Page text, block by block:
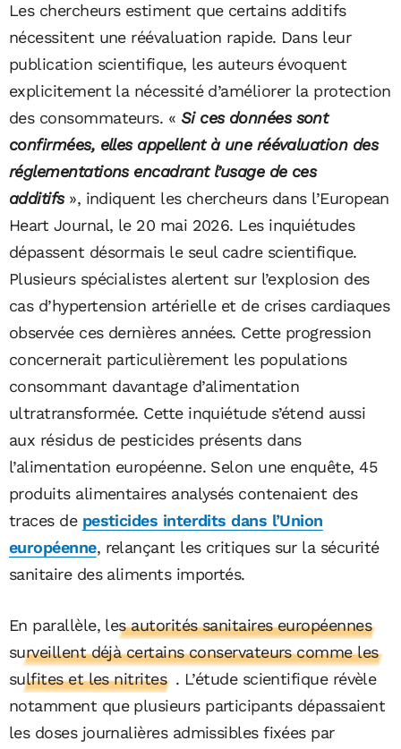
Les chercheurs estiment que certains additifs
nécessitent une réévaluation rapide. Dans leur
publication scientifique, les auteurs évoquent
explicitement la nécessité d’améliorer la protection
des consommateurs. « Si ces données sont
confirmées, elles appellent à une réévaluation des
réglementations encadrant l’usage de ces
additifs», indiquent les chercheurs dans l’European
Heart Journal, le 20 mai 2026. Les inquiétudes
dépassent désormais le seul cadre scientifique.
Plusieurs spécialistes alertent sur l’explosion des
cas d’hypertension artérielle et de crises cardiaques
observée ces dernières années. Cette progression
concernerait particulièrement les populations
consommant davantage d’alimentation
ultratransformée. Cette inquiétude s’étend aussi
aux résidus de pesticides présents dans
l’alimentation européenne. Selon une enquête, 45
produits alimentaires analysés contenaient des
traces de pesticides interdits dans l’Union
européenne, relançant les critiques sur la sécurité
sanitaire des aliments importés.
En parallèle, les autorités sanitaires européennes
surveillent déjà certains conservateurs comme les
sulfites et les nitrites . L’étude scientifique révèle
notamment que plusieurs participants dépassaient
les doses journalières admissibles fixées par